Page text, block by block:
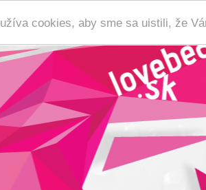
cookies, aby sme sa uistili, že